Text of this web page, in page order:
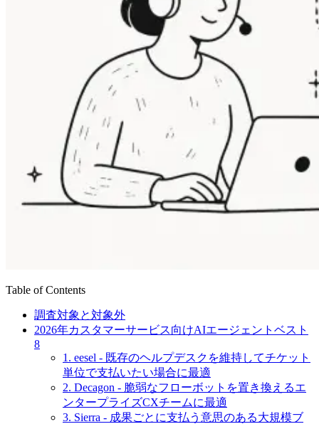
Table of Contents
調査対象と対象外
2026年カスタマーサービス向けAIエージェントベスト
8
1. eesel - 既存のヘルプデスクを維持してチケット
単位で支払いたい場合に最適
2. Decagon - 脆弱なフローボットを置き換えるエ
ンタープライズCXチームに最適
3. Sierra - 成果ごとに支払う意思のある大規模ブ